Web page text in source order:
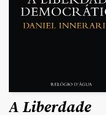
A Liberdade